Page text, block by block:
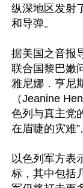
纵深地区发射
和导弹。
据美国之音报
联合国黎巴嫩
雅尼娜．亨尼
（Jeanine
色列与真主党
在眉睫的灾难”
以色列军方表
标，其中包括